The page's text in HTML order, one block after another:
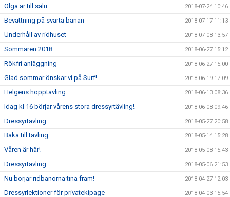
Olga är till salu 2018-07-24 10:46
Bevattning på svarta banan 2018-07-17 11:13
Underhåll av ridhuset 2018-07-08 13:57
Sommaren 2018 2018-06-27 15:12
Rökfri anläggning 2018-06-27 15:00
Glad sommar önskar vi på Surf! 2018-06-19 17:09
Helgens hopptävling 2018-06-13 08:36
Idag kl 16 börjar vårens stora dressyrtävling! 2018-06-08 09:46
Dressyrtävling 2018-05-27 20:58
Baka till tävling 2018-05-14 15:28
Våren är här! 2018-05-08 15:43
Dressyrtävling 2018-05-06 21:53
Nu börjar ridbanorna tina fram! 2018-04-27 12:03
Dressyrlektioner för privatekipage 2018-04-03 15:54